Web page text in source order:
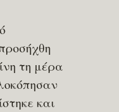
τη μέρα
και